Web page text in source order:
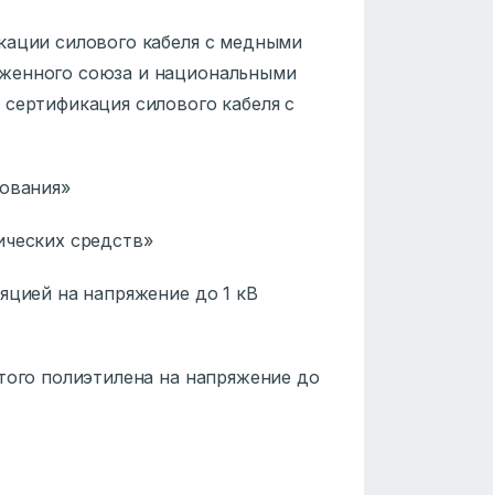
силового кабеля с медными
союза и национальными
силового кабеля с
средств»
на напряжение до 1 кВ
полиэтилена на напряжение до